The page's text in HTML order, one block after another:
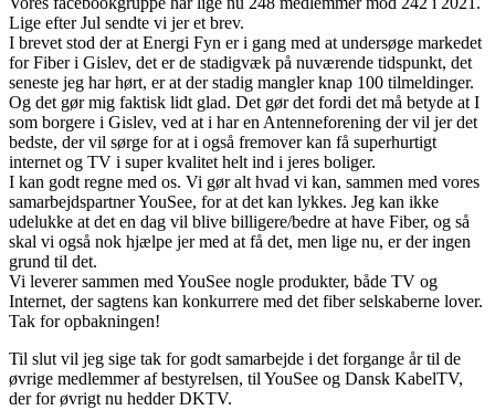
Lige efter Jul sendte vi jer et brev.
I brevet stod der at Energi Fyn er i gang med at undersøge markedet
for Fiber i Gislev, det er de stadigvæk på nuværende tidspunkt, det
seneste jeg har hørt, er at der stadig mangler knap 100 tilmeldinger.
Og det gør mig faktisk lidt glad. Det gør det fordi det må betyde at I
som borgere i Gislev, ved at i har en Antenneforening der vil jer det
bedste, der vil sørge for at i også fremover kan få superhurtigt
internet og TV i super kvalitet helt ind i jeres boliger.
I kan godt regne med os. Vi gør alt hvad vi kan, sammen med vores
samarbejdspartner YouSee, for at det kan lykkes. Jeg kan ikke
udelukke at det en dag vil blive billigere/bedre at have Fiber, og så
skal vi også nok hjælpe jer med at få det, men lige nu, er der ingen
grund til det.
Vi leverer sammen med YouSee nogle produkter, både TV og
Internet, der sagtens kan konkurrere med det fiber selskaberne lover.
Tak for opbakningen!
Til slut vil jeg sige tak for godt samarbejde i det forgange år til de
øvrige medlemmer af bestyrelsen, til YouSee og Dansk KabelTV,
der for øvrigt nu hedder DKTV.